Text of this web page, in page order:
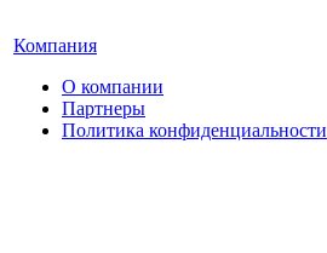
Компания
О компании
Партнеры
Политика конфиденциальности